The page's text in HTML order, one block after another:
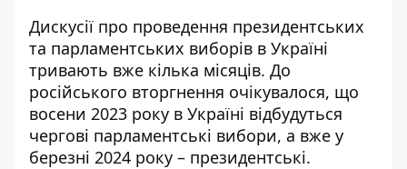
Дискусії про проведення президентських
та парламентських виборів в Україні
тривають вже кілька місяців. До
російського вторгнення очікувалося, що
восени 2023 року в Україні відбудуться
чергові парламентські вибори, а вже у
березні 2024 року – президентські.